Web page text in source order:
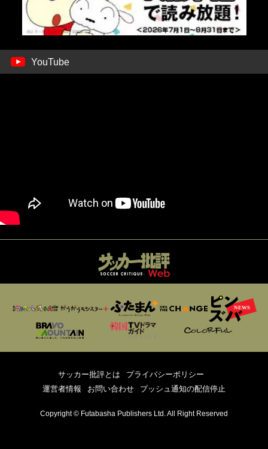
YouTube
サッカー批評とは
プライバシーポリシー
運営者情報
お問い合わせ プッシュ通知の配信停止
Copyright © Futabasha Publishers Ltd. All Right Reserved